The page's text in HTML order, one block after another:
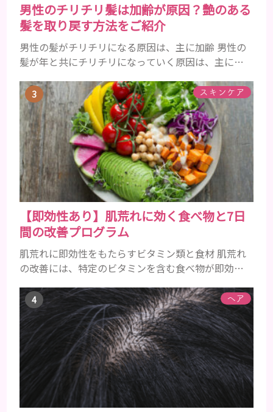
男性のチリチリ髪は加齢が原因？艶のある
髪を取り戻す方法をご紹介
男性の髪がチリチリになる原因は、主に加齢 男性の
髪が年と共にチリチリになっていく原因は、主に加
にツヤがあった男性も、いつのまにか髪がチリチリ
でペタンとするようになったと感じる人もいるでし
ょう。特に大人の男性としての魅力が出てくる40代
以降の男性に悩んでいる人が多い傾向があります。
髪が生え変わるサイクルは、年齢と共に乱れていき
ます。髪が太くならないま...
スキンケア
【即効性あり】肌荒れに効く食べ物と7日
間の改善プログラム
肌荒れに即効性をもたらすビタミン類と食材 肌荒れ
の改善には、特定のビタミンを含む食べ物が即効性
を高め、荒れた肌を内側から修復する栄養素です。
ビタミンA：レバー、人参、ほうれん草など レバー、
人参、ほうれん草などに含まれるビタミンAは、肌の
ターンオーバーを正常化し、肌荒れを素早く修復し
ます。特にレバーは吸収率の高いレチノールを含み、
即効性が期待でき...
ヘア